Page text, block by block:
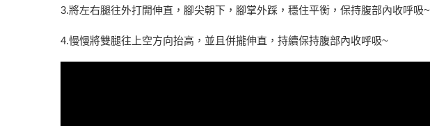
3.將左右腿往外打開伸直，腳尖朝下，腳掌外踩，穩住平衡，保持腹部內收呼吸~
4.慢慢將雙腿往上空方向抬高，並且併攏伸直，持續保持腹部內收呼吸~